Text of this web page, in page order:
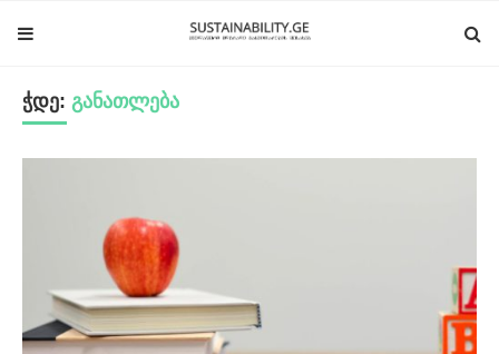
ჭდე: განათლება